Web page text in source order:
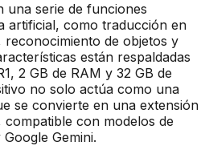
una serie de funciones
artificial, como traducción en
de objetos y
están respaldadas
2 GB de RAM y 32 GB de
no solo actúa como una
se convierte en una extensión
con modelos de
Gemini.